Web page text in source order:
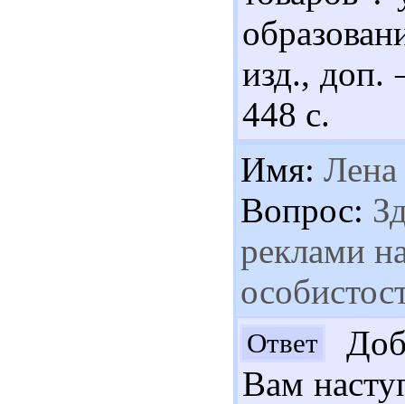
изд., доп.
448 с.
Имя: Лена
Вопрос:
реклами
Ответ
Вам